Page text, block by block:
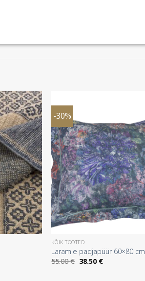
-30%
KÕIK TOOTED
Laramie padjapüür 60×80 cm
55.00€ Algne
38.50 €Praegune